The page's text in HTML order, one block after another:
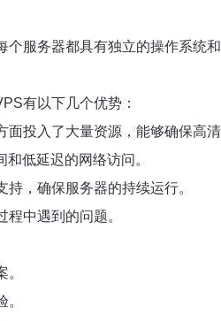
服务器都具有独立的操作系统
有以下几个优势：
投入了大量资源，能够确保高清
低延迟的网络访问。
，确保服务器的持续运行。
中遇到的问题。